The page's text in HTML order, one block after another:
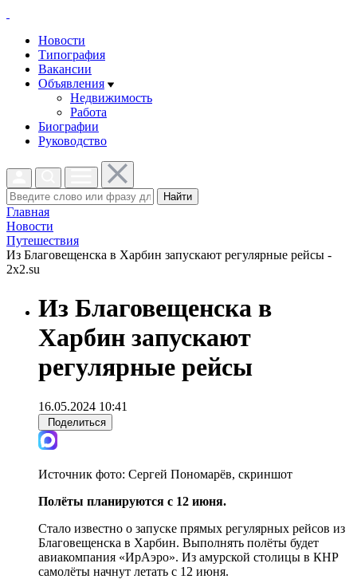
Новости
Типография
Вакансии
Объявления
Недвижимость
Работа
Биографии
Руководство
Найти
Главная
Новости
Путешествия
Из Благовещенска в Харбин запускают регулярные рейсы -
2x2.su
Из Благовещенска в
Харбин запускают
регулярные рейсы
16.05.2024 10:41
Поделиться
Источник фото: Сергей Пономарёв, скриншот
Полёты планируются с 12 июня.
Стало известно о запуске прямых регулярных рейсов из
Благовещенска в Харбин. Выполнять полёты будет
авиакомпания «ИрАэро». Из амурской столицы в КНР
самолёты начнут летать с 12 июня.